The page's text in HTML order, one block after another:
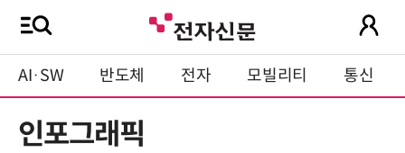
AI·SW 반도체 전자 모빌리티 통신
인포그래픽